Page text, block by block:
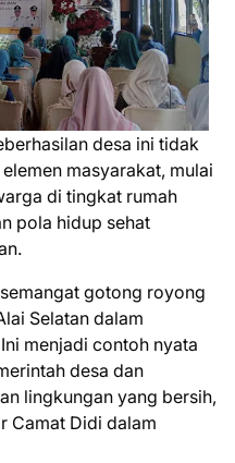
desa ini tidak
masyarakat, mulai
di tingkat rumah
pola hidup sehat
gotong royong
Selatan dalam
menjadi contoh nyata
desa dan
lingkungan yang bersih,
Camat Didi dalam